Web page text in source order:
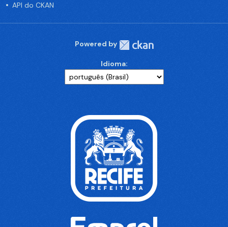
API do CKAN
Powered by
Idioma